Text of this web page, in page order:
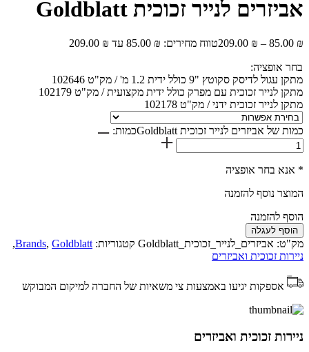
אביזרים לנייר זכוכית Goldblatt
85.00 ₪
–
209.00 ₪ טווח מחירים: ⁦85.00 ₪⁩ עד ⁦209.00 ₪⁩
בחר אופציה:
מתקן עגול לדיסק סקוטץ "9 כולל ידית 1.2 מ' / מק"ט 102646
מתקן לנייר זכוכית עם מפרק כולל ידית מקצועית / מק"ט 102179
מתקן לנייר זכוכית ידני / מק"ט 102178
כמות של אביזרים לנייר זכוכית Goldblatt כמות:
* אנא בחר אופציה
המוצר נוסף להזמנה
הוסף להזמנה
הוסף לעגלה
מק"ט: אביזרים_לנייר_זכוכית_Goldblatt קטגוריות: Brands, Goldblatt
,
ניירות זכוכית ואביזרים
אספקות יגיעו באמצעות צי משאיות של החברה למיקום המבוקש
ניירות זכוכית ואביזרים